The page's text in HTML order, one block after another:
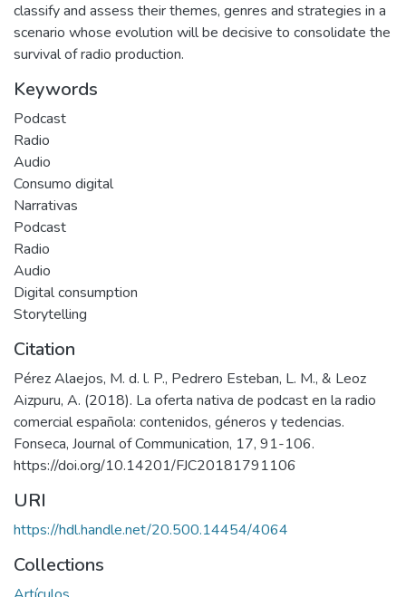
classify and assess their themes, genres and strategies in a
scenario whose evolution will be decisive to consolidate the
survival of radio production.
Keywords
Podcast
Radio
Audio
Consumo digital
Narrativas
Podcast
Radio
Audio
Digital consumption
Storytelling
Citation
Pérez Alaejos, M. d. l. P., Pedrero Esteban, L. M., & Leoz
Aizpuru, A. (2018). La oferta nativa de podcast en la radio
comercial española: contenidos, géneros y tedencias.
Fonseca, Journal of Communication, 17, 91-106.
https://doi.org/10.14201/FJC20181791106
URI
https://hdl.handle.net/20.500.14454/4064
Collections